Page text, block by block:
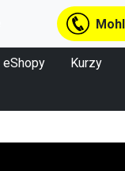
eShopy Kurzy